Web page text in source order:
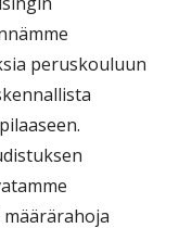
peruskouluun